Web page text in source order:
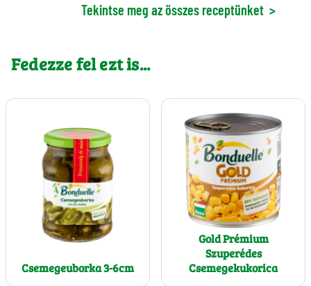
Tekintse meg az összes receptünket >
Fedezze fel ezt is...
Csemegeuborka 3-6cm
Gold Prémium
Szuperédes
Csemegekukorica